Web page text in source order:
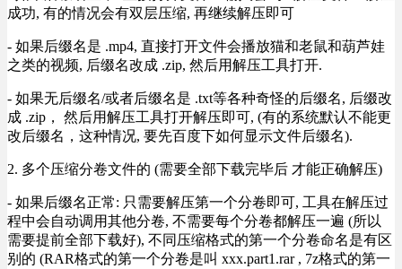
成功, 有的情况会有双层压缩, 再继续解压即可
- 如果后缀名是 .mp4, 直接打开文件会播放猫和老鼠和葫芦娃
之类的视频, 后缀名改成 .zip, 然后用解压工具打开.
- 如果无后缀名/或者后缀名是 .txt等各种奇怪的后缀名, 后缀改
成 .zip， 然后用解压工具打开解压即可, (有的系统默认不能更
改后缀名，这种情况, 要先百度下如何显示文件后缀名).
2. 多个压缩分卷文件的 (需要全部下载完毕后 才能正确解压)
- 如果后缀名正常: 只需要解压第一个分卷即可, 工具在解压过
程中会自动调用其他分卷, 不需要每个分卷都解压一遍 (所以
需要提前全部下载好), 不同压缩格式的第一个分卷命名是有区
别的 (RAR格式的第一个分卷是叫 xxx.part1.rar , 7z格式的第一